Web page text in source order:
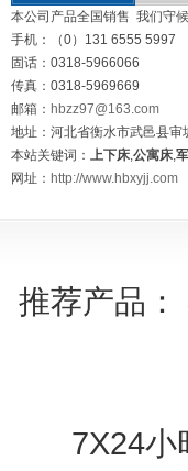
本公司产品全国销售 我们守候
手机：（0）131 6555 5997
固话：0318-5966066
传真：0318-5969669
邮箱： hbzz97@163.com
地址：河北省衡水市武邑县审
本站关键词： 上下床,公寓床,
网址： http://www.hbxyjj.com
推荐产品：
7X24小